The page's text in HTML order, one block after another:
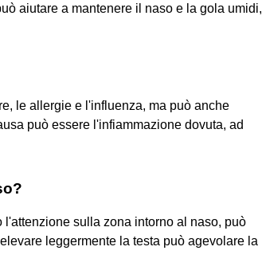
aiutare a mantenere il naso e la gola umidi,
le allergie e l'influenza, ma può anche
può essere l'infiammazione dovuta, ad
sulla zona intorno al naso, può
leggermente la testa può agevolare la